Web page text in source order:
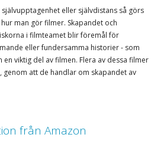
eller självdistans så görs
man gör filmer. Skapandet och
i filmteamet blir föremål för
eller fundersamma historier - som
viktig del av filmen. Flera av dessa filmer
genom att de handlar om skapandet av
från Amazon